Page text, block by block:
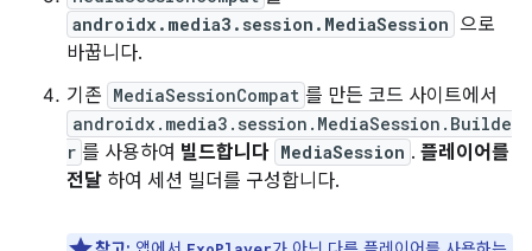
androidx.media3.session.MediaSession 으로
바꿉니다.
기존 MediaSessionCompat 를 만든 코드 사이트에서
androidx.media3.session.MediaSession.Builde
r 를 사용하여 빌드합니다 MediaSession . 플레이어를
전달 하여 세션 빌더를 구성합니다.